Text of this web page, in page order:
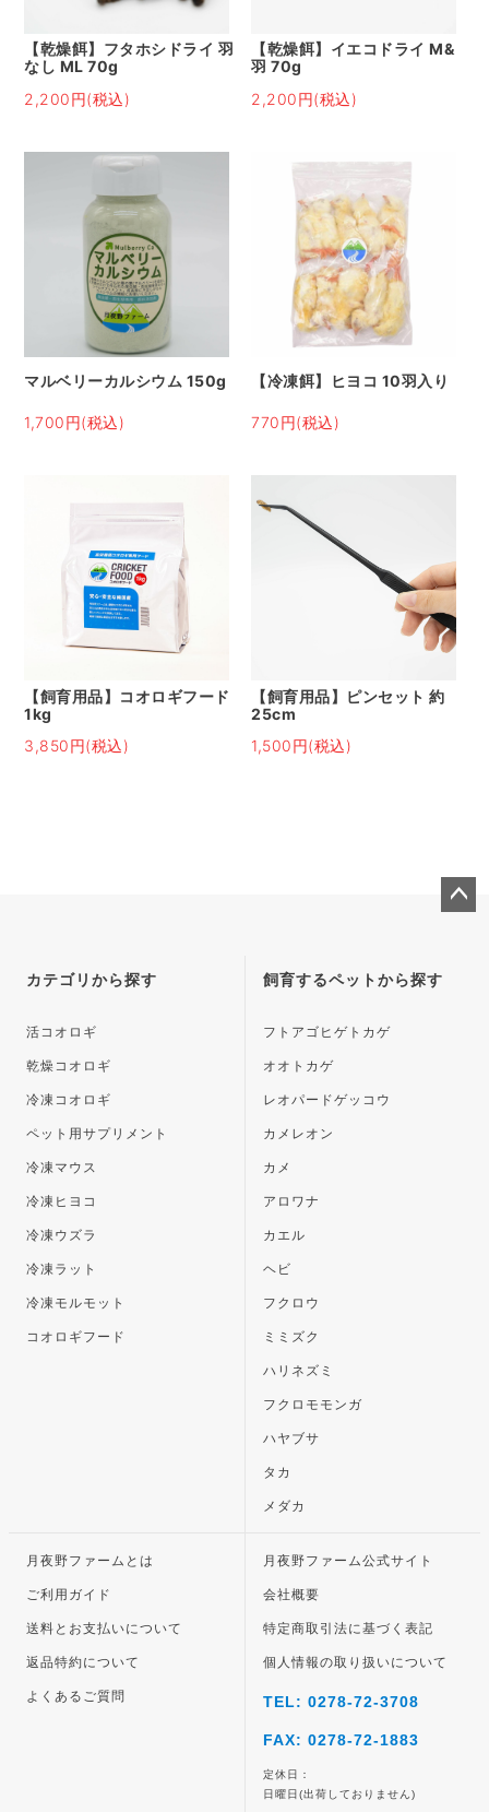
【乾燥餌】フタホシドライ 羽
なし ML 70g
2,200円(税込)
【乾燥餌】イエコドライ M&
羽 70g
2,200円(税込)
マルベリーカルシウム 150g
1,700円(税込)
【冷凍餌】ヒヨコ 10羽入り
770円(税込)
【飼育用品】コオロギフード
1kg
3,850円(税込)
【飼育用品】ピンセット 約
25cm
1,500円(税込)
カテゴリから探す
活コオロギ
乾燥コオロギ
冷凍コオロギ
ペット用サプリメント
冷凍マウス
冷凍ヒヨコ
冷凍ウズラ
冷凍ラット
冷凍モルモット
コオロギフード
飼育するペットから探す
フトアゴヒゲトカゲ
オオトカゲ
レオパードゲッコウ
カメレオン
カメ
アロワナ
カエル
ヘビ
フクロウ
ミミズク
ハリネズミ
フクロモモンガ
ハヤブサ
タカ
メダカ
月夜野ファームとは
ご利用ガイド
送料とお支払いについて
返品特約について
よくあるご質問
月夜野ファーム公式サイト
会社概要
特定商取引法に基づく表記
個人情報の取り扱いについて
TEL: 0278-72-3708
FAX: 0278-72-1883
定休日：
日曜日(出荷しておりません)